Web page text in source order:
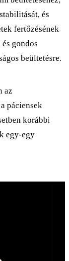
és
fertőzésének
gondos
beültetésre.
az
páciensek
korábbi
egy-egy